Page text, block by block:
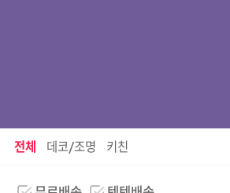
전체 데코/조명 키친